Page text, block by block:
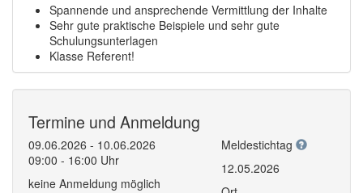
Spannende und ansprechende Vermittlung der Inhalte
Sehr gute praktische Beispiele und sehr gute
Schulungsunterlagen
Klasse Referent!
Termine und Anmeldung
09.06.2026 - 10.06.2026
09:00 - 16:00 Uhr
keine Anmeldung möglich
Meldestichtag
12.05.2026